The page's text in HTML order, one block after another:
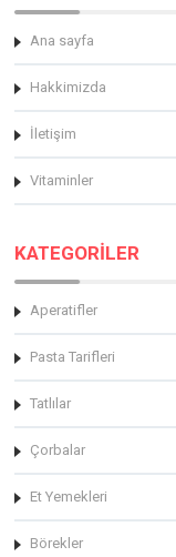
Ana sayfa
Hakkimizda
İletişim
Vitaminler
KATEGORİLER
Aperatifler
Pasta Tarifleri
Tatlılar
Çorbalar
Et Yemekleri
Börekler